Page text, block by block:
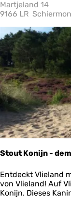
h
e
m
u
e
u
m
P
a
l
1
4
Martjeland 14
9166 LR
Stout Konijn -
S
t
o
Entdeckt Vlieland
von Vlieland! Auf
Konijn. Dieses